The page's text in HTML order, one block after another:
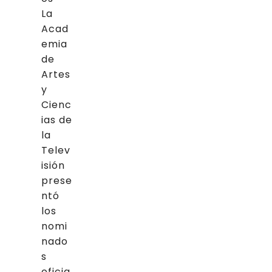
La
Acad
emia
de
Artes
y
Cienc
ias de
la
Telev
isión
prese
ntó
los
nomi
nado
s